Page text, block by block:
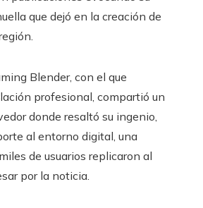
que dejó en la creación de
Blender, con el que
profesional, compartió un
donde resaltó su ingenio,
al entorno digital, una
de usuarios replicaron al
por la noticia.